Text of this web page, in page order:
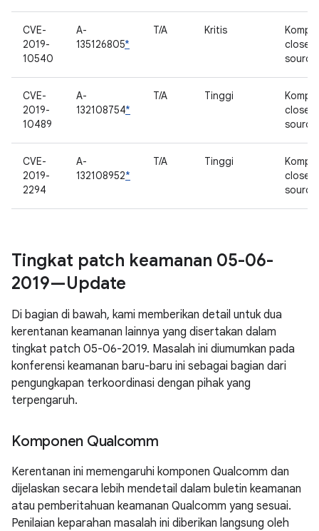
CVE-
2019-
10540
A-
135126805*
T/A Kritis
closed
source
CVE-
2019-
10489
A-
132108754*
T/A Tinggi
closed
source
CVE-
2019-
2294
A-
132108952*
T/A Tinggi
closed
source
Tingkat patch keamanan 05-06-
2019—Update
Di bagian di bawah, kami memberikan detail untuk dua
kerentanan keamanan lainnya yang disertakan dalam
tingkat patch 05-06-2019. Masalah ini diumumkan pada
konferensi keamanan baru-baru ini sebagai bagian dari
pengungkapan terkoordinasi dengan pihak yang
terpengaruh.
Komponen Qualcomm
Kerentanan ini memengaruhi komponen Qualcomm dan
dijelaskan secara lebih mendetail dalam buletin keamanan
atau pemberitahuan keamanan Qualcomm yang sesuai.
Penilaian keparahan masalah ini diberikan langsung oleh